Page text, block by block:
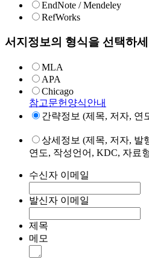
EndNote / Mendeley
RefWorks
서지정보의 형식을 선택하
MLA
APA
Chicago
참고문헌양식안내
간략정보 (제목, 저자, 연
상세정보 (제목, 저자, 발
연도, 작성언어, KDC, 자료
수신자 이메일
발신자 이메일
제목
메모